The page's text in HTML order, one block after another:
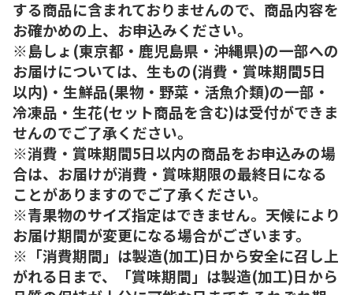
する商品に含まれておりませんので、商品内容を
お確かめの上、お申込みください。
※島しょ(東京都・鹿児島県・沖縄県)の一部への
お届けについては、生もの(消費・賞味期間5日
以内)・生鮮品(果物・野菜・活魚介類)の一部・
冷凍品・生花(セット商品を含む)は受付ができま
せんのでご了承ください。
※消費・賞味期間5日以内の商品をお申込みの場
合は、お届けが消費・賞味期限の最終日になる
ことがありますのでご了承ください。
※青果物のサイズ指定はできません。天候により
お届け期間が変更になる場合がございます。
※「消費期間」は製造(加工)日から安全に召し上
がれる日まで、「賞味期間」は製造(加工)日から